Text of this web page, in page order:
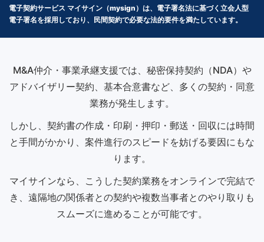
電子契約サービス マイサイン（mysign）は、電子署名法に基づく立会人型
電子署名を採用しており、民間契約で必要な法的要件を満たしています。
M&A仲介・事業承継支援では、秘密保持契約（NDA）や
アドバイザリー契約、基本合意書など、多くの契約・同意
業務が発生します。
しかし、契約書の作成・印刷・押印・郵送・回収には時間
と手間がかかり、案件進行のスピードを妨げる要因にもな
ります。
マイサインなら、こうした契約業務をオンラインで完結で
き、遠隔地の関係者との契約や複数当事者とのやり取りも
スムーズに進めることが可能です。